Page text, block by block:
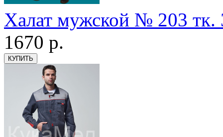
Халат мужской № 203 тк.
1670 р.